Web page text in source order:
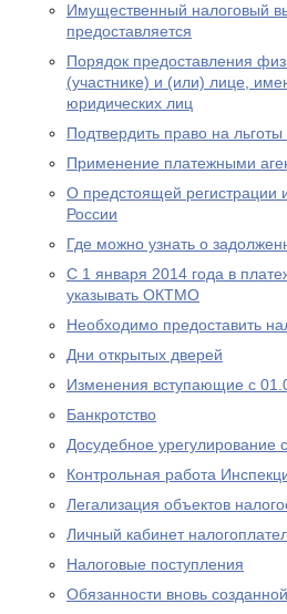
Имущественный налоговый
предоставляется
Порядок предоставления
(участнике) и (или) лице,
юридических лиц
Подтвердить право на
Применение платежными
О предстоящей регистрации
России
Где можно узнать о
С 1 января 2014 года в
указывать ОКТМО
Необходимо предоставить
Дни открытых дверей
Изменения вступающие с
Банкротство
Досудебное урегулирование
Контрольная работа
Легализация объектов
Личный кабинет
Налоговые поступления
Обязанности вновь